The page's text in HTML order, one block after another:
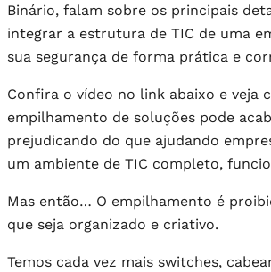
Binário, falam sobre os principais
integrar a estrutura de TIC de uma
sua segurança de forma prática e
Confira o vídeo no link abaixo e veja
empilhamento de soluções pode
prejudicando do que ajudando
um ambiente de TIC completo,
Mas então… O empilhamento é
que seja organizado e criativo.
Temos cada vez mais switches,